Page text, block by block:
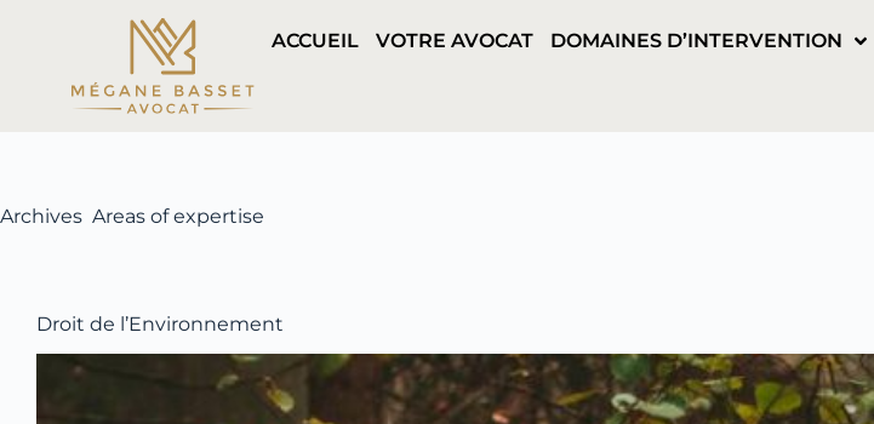
ACCUEIL VOTRE AVOCAT DOMAINES D’INTERVENTION
Archives Areas of expertise
Droit de l’Environnement